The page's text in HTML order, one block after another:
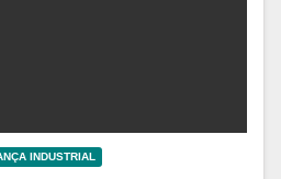
INDUSTRIAL